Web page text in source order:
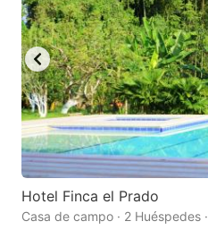
Hotel Finca el Prado
Casa de campo · 2 Huéspedes